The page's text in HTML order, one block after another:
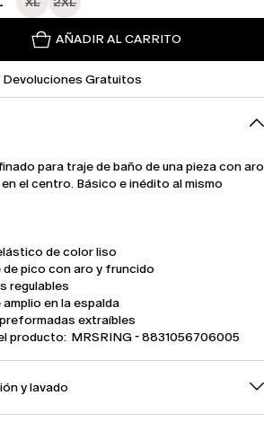
AÑADIR AL CARRITO
Devoluciones Gratuitos
para traje de baño de una pieza con aro
el centro. Básico e inédito al mismo
de color liso
pico con aro y fruncido
regulables
en la espalda
extraíbles
producto: MRSRING - 8831056706005
y lavado